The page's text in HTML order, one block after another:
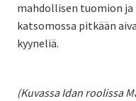
mahdollisen tuomion
katsomossa pitkään
kyyneliä.
(Kuvassa Idan roolissa